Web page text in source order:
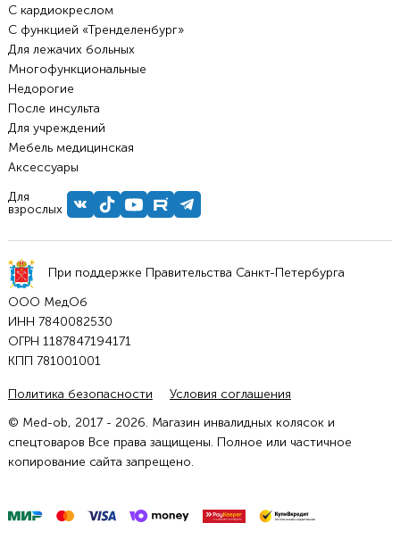
С кардиокреслом
С функцией «Тренделенбург»
Для лежачих больных
Многофункциональные
Недорогие
После инсульта
Для учреждений
Мебель медицинская
Аксессуары
Для
взрослых
При поддержке Правительства Санкт-Петербурга
ООО МедОб
ИНН 7840082530
ОГРН 1187847194171
КПП 781001001
Политика безопасности
Условия соглашения
© Med-ob, 2017 - 2026. Магазин инвалидных колясок и
спецтоваров Все права защищены. Полное или частичное
копирование сайта запрещено.